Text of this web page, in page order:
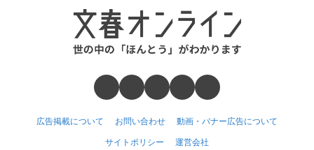
広告掲載について お問い合わせ 動画・バナー広告について
サイトポリシー 運営会社